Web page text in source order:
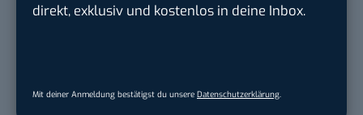
direkt, exklusiv und kostenlos in deine Inbox.
Mit deiner Anmeldung bestätigst du unsere Datenschutzerklärung